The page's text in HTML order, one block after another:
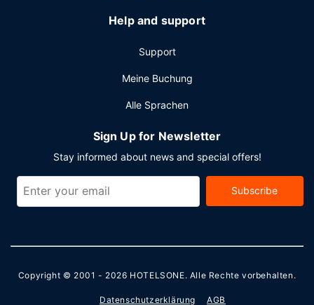
Help and support
Support
Meine Buchung
Alle Sprachen
Sign Up for Newsletter
Stay informed about news and special offers!
Subscribe
Copyright © 2001 - 2026 HOTELSONE. Alle Rechte vorbehalten.
Datenschutzerklärung AGB